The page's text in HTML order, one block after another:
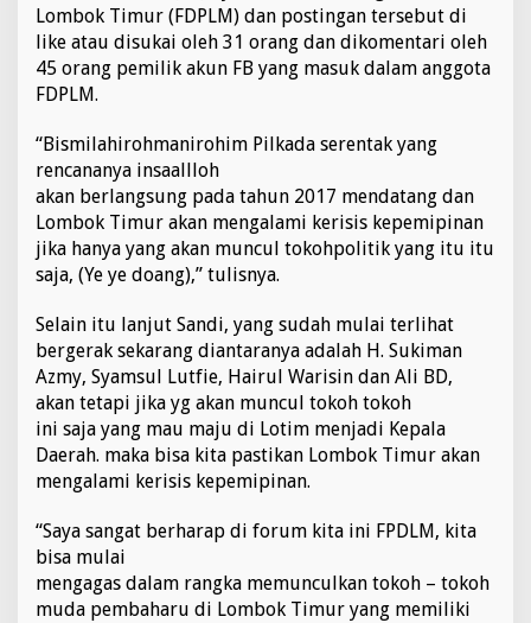
D
i
a
P
d
u
l
m
b
o
T
i
m
"
i
l
Lombok Timur (FDPLM) dan postingan tersebut di
like atau disukai oleh 31 orang dan dikomentari oleh
45 orang pemilik akun FB yang masuk dalam anggota
FDPLM.
“Bismilahirohmanirohim Pilkada serentak yang
rencananya insaallloh
akan berlangsung pada tahun 2017 mendatang dan
Lombok Timur akan mengalami kerisis kepemipinan
jika hanya yang akan muncul tokohpolitik yang itu itu
saja, (Ye ye doang),” tulisnya.
Selain itu lanjut Sandi, yang sudah mulai terlihat
bergerak sekarang diantaranya adalah H. Sukiman
Azmy, Syamsul Lutfie, Hairul Warisin dan Ali BD,
akan tetapi jika yg akan muncul tokoh tokoh
ini saja yang mau maju di Lotim menjadi Kepala
Daerah. maka bisa kita pastikan Lombok Timur akan
mengalami kerisis kepemipinan.
“Saya sangat berharap di forum kita ini FPDLM, kita
bisa mulai
mengagas dalam rangka memunculkan tokoh – tokoh
muda pembaharu di Lombok Timur yang memiliki